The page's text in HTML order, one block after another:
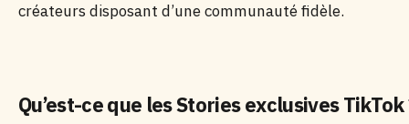
créateurs disposant d’une communauté fidèle.
Qu’est-ce que les Stories exclusives TikTok